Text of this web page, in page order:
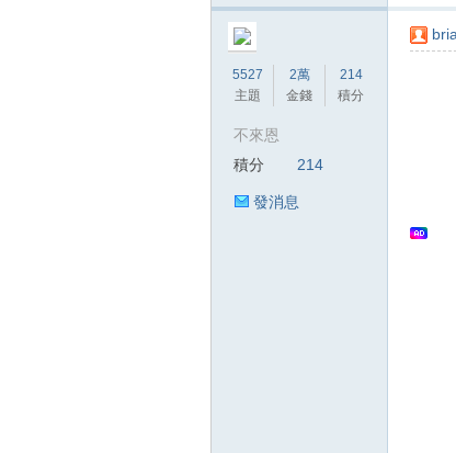
5527
主題
2萬
金錢
214
積分
不來恩
積分
214
發消息